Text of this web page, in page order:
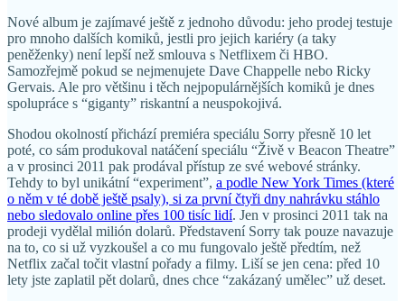
Nové album je zajímavé ještě z jednoho důvodu: jeho prodej testuje
pro mnoho dalších komiků, jestli pro jejich kariéry (a taky
peněženky) není lepší než smlouva s Netflixem či HBO.
Samozřejmě pokud se nejmenujete Dave Chappelle nebo Ricky
Gervais. Ale pro většinu i těch nejpopulárnějších komiků je dnes
spolupráce s “giganty” riskantní a neuspokojivá.
Shodou okolností přichází premiéra speciálu Sorry přesně 10 let
poté, co sám produkoval natáčení speciálu “Živě v Beacon Theatre”
a v prosinci 2011 pak prodával přístup ze své webové stránky.
Tehdy to byl unikátní “experiment”, a podle New York Times (které
o něm v té době ještě psaly), si za první čtyři dny nahrávku stáhlo
nebo sledovalo online přes 100 tisíc lidí. Jen v prosinci 2011 tak na
prodeji vydělal milión dolarů. Představení Sorry tak pouze navazuje
na to, co si už vyzkoušel a co mu fungovalo ještě předtím, než
Netflix začal točit vlastní pořady a filmy. Liší se jen cena: před 10
lety jste zaplatil pět dolarů, dnes chce “zakázaný umělec” už deset.